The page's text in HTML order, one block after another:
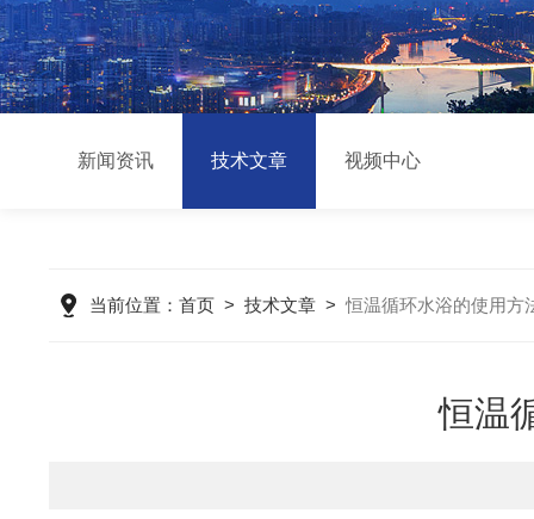
新闻资讯 技术文章 视频中心
当前位置： 首页> 技术文章>恒温循环水浴的使用方
恒温